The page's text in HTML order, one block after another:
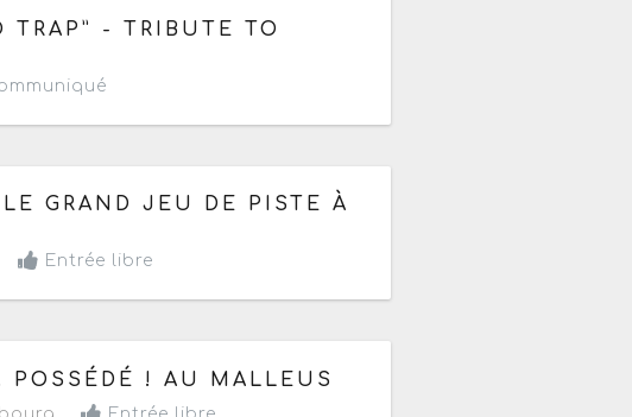
TRAP” - TRIBUTE TO
de 10h à 17h30
GRAND JEU DE PISTE À
Entrée libre
20h
POSSÉDÉ ! AU MALLEUS